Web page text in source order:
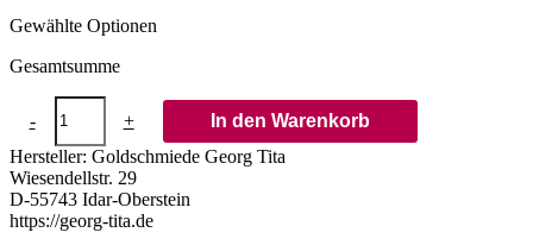
Gewählte Optionen
Gesamtsumme
-
Siegelring
Gold
mit
Stein
15x12
mm
+
In den Warenkorb
Hersteller: Goldschmiede Georg Tita
Wiesendellstr. 29
D-55743 Idar-Oberstein
https://georg-tita.de